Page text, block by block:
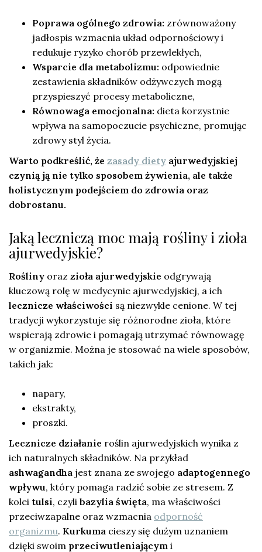
Poprawa ogólnego zdrowia: zrównoważony
jadłospis wzmacnia układ odpornościowy i
redukuje ryzyko chorób przewlekłych,
Wsparcie dla metabolizmu: odpowiednie
zestawienia składników odżywczych mogą
przyspieszyć procesy metaboliczne,
Równowaga emocjonalna: dieta korzystnie
wpływa na samopoczucie psychiczne, promując
zdrowy styl życia.
Warto podkreślić, że zasady diety ajurwedyjskiej
czynią ją nie tylko sposobem żywienia, ale także
holistycznym podejściem do zdrowia oraz
dobrostanu.
Jaką leczniczą moc mają rośliny i zioła
ajurwedyjskie?
Rośliny oraz zioła ajurwedyjskie odgrywają
kluczową rolę w medycynie ajurwedyjskiej, a ich
lecznicze właściwości są niezwykle cenione. W tej
tradycji wykorzystuje się różnorodne zioła, które
wspierają zdrowie i pomagają utrzymać równowagę
w organizmie. Można je stosować na wiele sposobów,
takich jak:
napary,
ekstrakty,
proszki.
Lecznicze działanie roślin ajurwedyjskich wynika z
ich naturalnych składników. Na przykład
ashwagandha jest znana ze swojego adaptogennego
wpływu, który pomaga radzić sobie ze stresem. Z
kolei tulsi, czyli bazylia święta, ma właściwości
przeciwzapalne oraz wzmacnia odporność
organizmu. Kurkuma cieszy się dużym uznaniem
dzięki swoim przeciwutleniającym i